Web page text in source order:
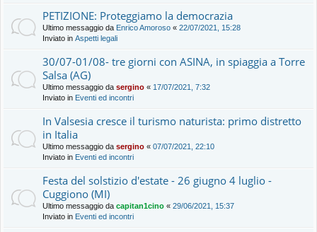
PETIZIONE: Proteggiamo la democrazia
Ultimo messaggio da Enrico Amoroso « 22/07/2021, 15:28
Inviato in Aspetti legali
30/07-01/08- tre giorni con ASINA, in spiaggia a Torre
Salsa (AG)
Ultimo messaggio da sergino « 17/07/2021, 7:32
Inviato in Eventi ed incontri
In Valsesia cresce il turismo naturista: primo distretto
in Italia
Ultimo messaggio da sergino « 07/07/2021, 22:10
Inviato in Eventi ed incontri
Festa del solstizio d'estate - 26 giugno 4 luglio -
Cuggiono (MI)
Ultimo messaggio da capitan1cino « 29/06/2021, 15:37
Inviato in Eventi ed incontri